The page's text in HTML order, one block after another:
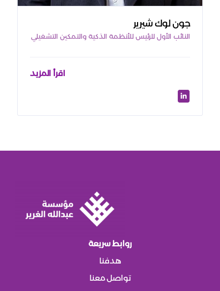
جون لوك شيرير
النائب الأول للرئيس للأنظمة الذكية والتمكين التشغيلي
اقرأ المزيد
روابط سريعة
هدفنا
تواصل معنا